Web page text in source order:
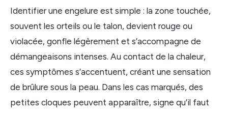
Identifier une engelure est simple : la zone touchée,
souvent les orteils ou le talon, devient rouge ou
violacée, gonfle légèrement et s’accompagne de
démangeaisons intenses. Au contact de la chaleur,
ces symptômes s’accentuent, créant une sensation
de brûlure sous la peau. Dans les cas marqués, des
petites cloques peuvent apparaître, signe qu’il faut